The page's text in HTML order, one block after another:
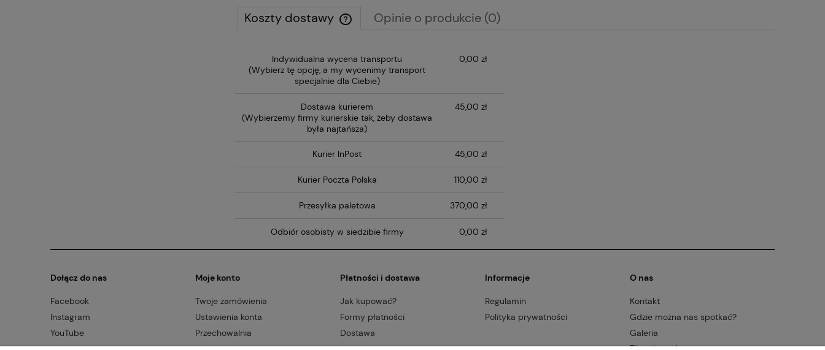
Koszty dostawy
płatności
Opinie o produkcie (0)
Indywidualna wycena transportu
(Wybierz tę opcję, a my wycenimy transport
specjalnie dla Ciebie)
0,00 zł
Dostawa kurierem
(Wybierzemy firmy kurierskie tak, żeby dostawa
była najtańsza)
45,00 zł
Kurier InPost 45,00 zł
Kurier Poczta Polska 110,00 zł
Przesyłka paletowa 370,00 zł
Odbiór osobisty w siedzibie firmy 0,00 zł
Dołącz do nas
Facebook
Instagram
YouTube
Moje konto
Twoje zamówienia
Ustawienia konta
Przechowalnia
Płatności i dostawa
Jak kupować?
Formy płatności
Dostawa
Informacje
Regulamin
Polityka prywatności
O nas
Kontakt
Gdzie można nas spotkać?
Galeria